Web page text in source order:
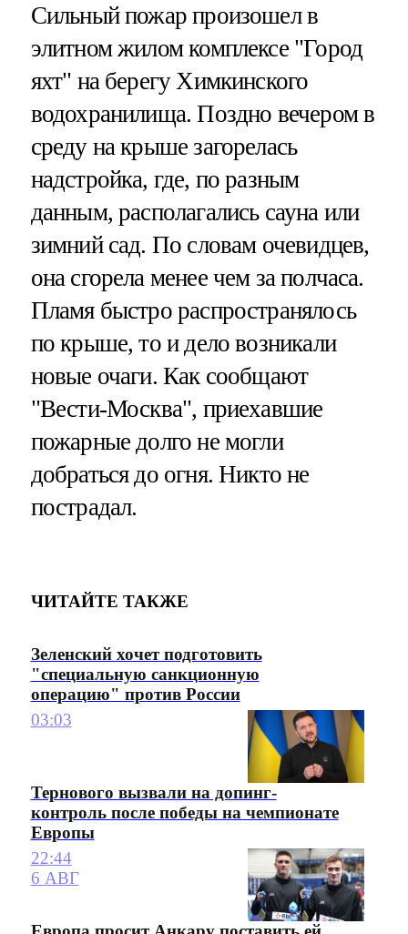
Сильный пожар произошел в
элитном жилом комплексе "Город
яхт" на берегу Химкинского
водохранилища. Поздно вечером в
среду на крыше загорелась
надстройка, где, по разным
данным, располагались сауна или
зимний сад. По словам очевидцев,
она сгорела менее чем за полчаса.
Пламя быстро распространялось
по крыше, то и дело возникали
новые очаги. Как сообщают
"Вести-Москва", приехавшие
пожарные долго не могли
добраться до огня. Никто не
пострадал.
ЧИТАЙТЕ ТАКЖЕ
Зеленский хочет подготовить
"специальную санкционную
операцию" против России
03:03
Тернового вызвали на допинг-
контроль после победы на чемпионате
Европы
22:44
6 АВГ